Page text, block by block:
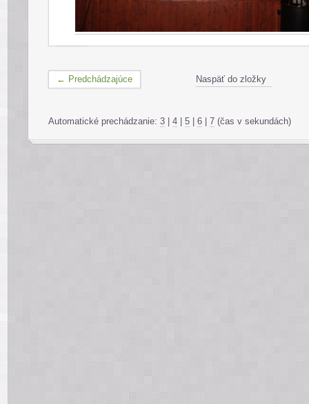
← Predchádzajúce Naspäť do zložky
Automatické prechádzanie: 3 4 5 6 7 (čas v sekundách)